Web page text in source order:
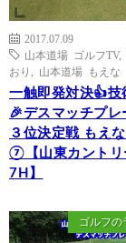
2017.07.09
山本道場 ゴルフTV,
おり
山本道場 もえな
一触即発対決👍技
🎉デスマッチプレ
３位決定戦 もえ
⑦【山東カントリ
7H】
ゴルフの